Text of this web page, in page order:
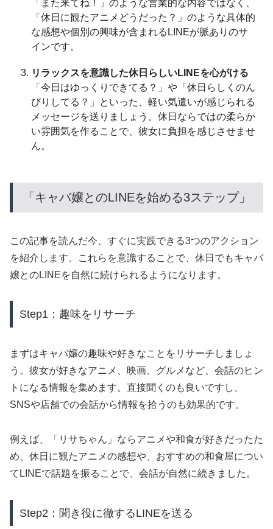
「また来てね！」のような営業的な内容ではなく、
「休日に観たアニメどうだった？」のような具体的
な感想や個別の興味が含まれるLINEが脈ありのサ
インです。
リラックスを意識した休日らしいLINEを心がける
「今日はゆっくりできてる？」や「休日らしくのん
びりしてる？」といった、軽い気遣いが感じられる
メッセージを送りましょう。休日ならではの柔らか
い雰囲気を作ることで、彼女に負担を感じさせませ
ん。
「キャバ嬢とのLINEを始める3ステップ」
この記事を読んだ今、すぐに実践できる3つのアクション
を紹介します。これらを意識することで、休日でもキャバ
嬢とのLINEを自然に続けられるようになります。
Step1：趣味をリサーチ
まずはキャバ嬢の趣味や好きなことをリサーチしましょ
う。彼女が好きなアニメ、映画、グルメなど、会話のヒン
トになる情報を集めます。直接聞くのも良いですし、
SNSや店舗での会話から情報を拾うのも効果的です。
例えば、「リサちゃん」ならアニメや和食が好きだったた
め、休日に観たアニメの感想や、おすすめの和食屋につい
てLINEで話題を振ることで、会話が自然に続きました。
Step2：聞き役に徹するLINEを送る